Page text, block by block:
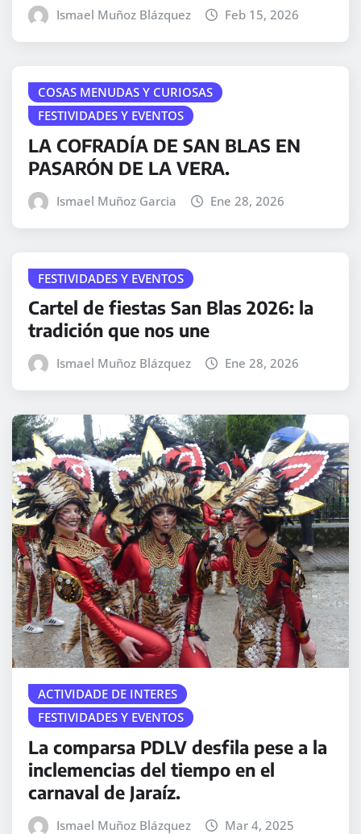
Ismael Muñoz Blázquez Feb 15, 2026
COSAS MENUDAS Y CURIOSAS
FESTIVIDADES Y EVENTOS
LA COFRADÍA DE SAN BLAS EN
PASARÓN DE LA VERA.
Ismael Muñoz Garcia Ene 28, 2026
FESTIVIDADES Y EVENTOS
Cartel de fiestas San Blas 2026: la
tradición que nos une
Ismael Muñoz Blázquez Ene 28, 2026
ACTIVIDADE DE INTERES
FESTIVIDADES Y EVENTOS
La comparsa PDLV desfila pese a la
inclemencias del tiempo en el
carnaval de Jaraíz.
Ismael Muñoz Blázquez Mar 4, 2025